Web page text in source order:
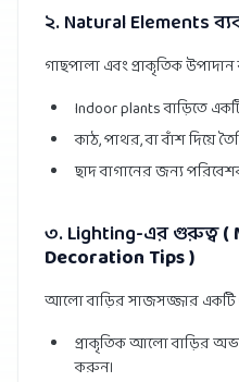
২. Natural Elements
গাছপালা এবং প্রাকৃতিক
Indoor plants বাড়িতে
কাঠ, পাথর, বা বাঁশ দিয়ে
ছাদ বাগানের জন্য
৩. Lighting-এর গুরুত্ব(
Decoration Tips )
আলো বাড়ির সাজসজ্জার একটি
প্রাকৃতিক আলো বাড়ির
করুন।